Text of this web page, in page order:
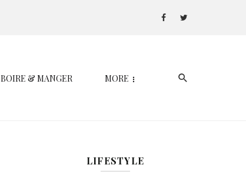
BOIRE & MANGER MORE
LIFESTYLE